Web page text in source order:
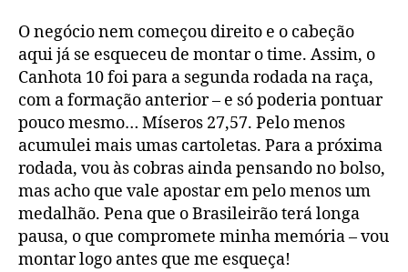
O negócio nem começou direito e o cabeção
aqui já se esqueceu de montar o time. Assim, o
Canhota 10 foi para a segunda rodada na raça,
com a formação anterior – e só poderia pontuar
pouco mesmo… Míseros 27,57. Pelo menos
acumulei mais umas cartoletas. Para a próxima
rodada, vou às cobras ainda pensando no bolso,
mas acho que vale apostar em pelo menos um
medalhão. Pena que o Brasileirão terá longa
pausa, o que compromete minha memória – vou
montar logo antes que me esqueça!